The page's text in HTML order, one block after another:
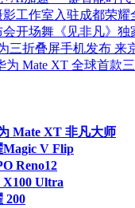
影工作室入驻成都荣
会开场舞《见非凡》
三折叠屏手机发布 来
为 Mate XT 全球首款
Mate XT 非凡大师
Magic V Flip
Reno12
X100 Ultra
200